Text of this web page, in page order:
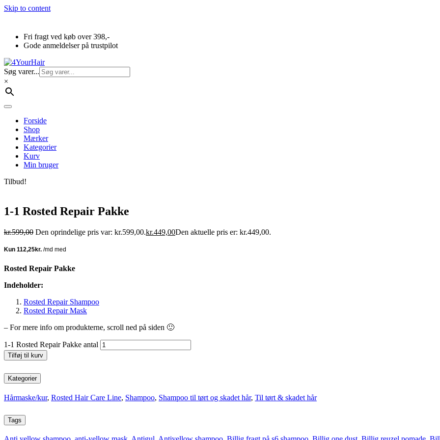
Skip to content
Fri fragt ved køb over 398,-
Gode anmeldelser på trustpilot
Søg varer...
×
Forside
Shop
Mærker
Kategorier
Kurv
Min bruger
Tilbud!
1-1 Rosted Repair Pakke
kr.599,00 Den oprindelige pris var: kr.599,00.kr.449,00Den aktuelle pris er: kr.449,00.
Rosted Repair Pakke
Indeholder:
Rosted Repair Shampoo
Rosted Repair Mask
– For mere info om produkterne, scroll ned på siden 🙂
1-1 Rosted Repair Pakke antal
Tilføj til kurv
Kategorier
Hårmaske/kur, Rosted Hair Care Line, Shampoo, Shampoo til tørt og skadet hår, Til tørt & skadet hår
Tags